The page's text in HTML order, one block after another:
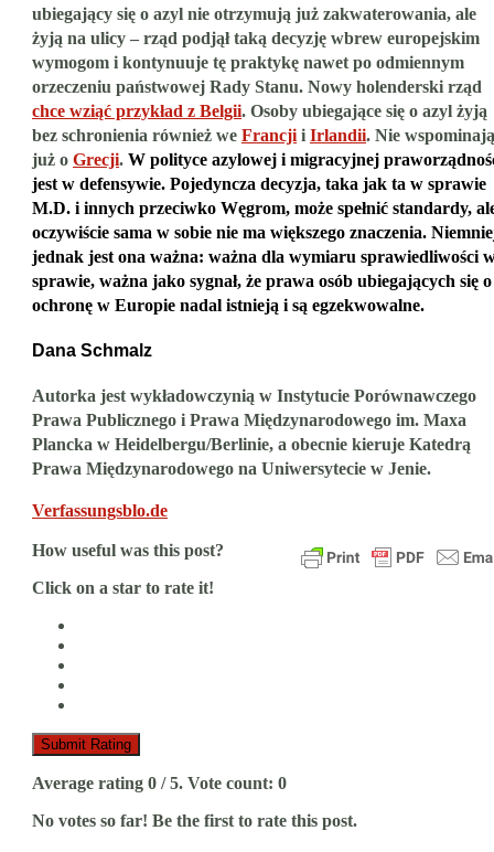
ubiegający się o azyl nie otrzymują już zakwaterowania, ale
żyją na ulicy – rząd podjął taką decyzję wbrew europejskim
wymogom i kontynuuje tę praktykę nawet po odmiennym
orzeczeniu państwowej Rady Stanu. Nowy holenderski rząd
chce wziąć przykład z Belgii. Osoby ubiegające się o azyl żyją
bez schronienia również we Francji i Irlandii. Nie
już o Grecji. W polityce azylowej i migracyjnej
jest w defensywie. Pojedyncza decyzja, taka jak ta w sprawie
M.D. i innych przeciwko Węgrom, może spełnić standardy,
oczywiście sama w sobie nie ma większego znaczenia.
jednak jest ona ważna: ważna dla wymiaru sprawiedliwości
sprawie, ważna jako sygnał, że prawa osób ubiegających się o
ochronę w Europie nadal istnieją i są egzekwowalne.
Dana Schmalz
Autorka jest wykładowczynią w Instytucie Porównawczego
Prawa Publicznego i Prawa Międzynarodowego im. Maxa
Plancka w Heidelbergu/Berlinie, a obecnie kieruje Katedrą
Prawa Międzynarodowego na Uniwersytecie w Jenie.
Verfassungsblo.de
How useful was this post?
Click on a star to rate it!
Submit Rating
Average rating 0 / 5. Vote count: 0
No votes so far! Be the first to rate this post.